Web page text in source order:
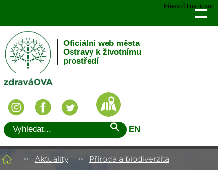
Přeskočit na obsah
Oficiální web města
Ostravy k životnímu
prostředí
EN
Aktuality Příroda a biodiverzita